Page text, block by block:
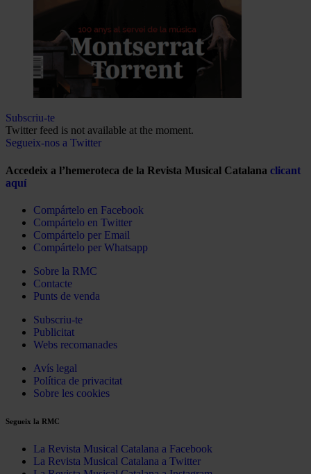
Subscriu-te
Twitter feed is not available at the moment.
Segueix-nos a Twitter
Accedeix a l’hemeroteca de la Revista Musical Catalana clicant
aquí
Compártelo en Facebook
Compártelo en Twitter
Compártelo per Email
Compártelo per Whatsapp
Sobre la RMC
Contacte
Punts de venda
Subscriu-te
Publicitat
Webs recomanades
Avís legal
Política de privacitat
Sobre les cookies
Segueix la RMC
La Revista Musical Catalana a Facebook
La Revista Musical Catalana a Twitter